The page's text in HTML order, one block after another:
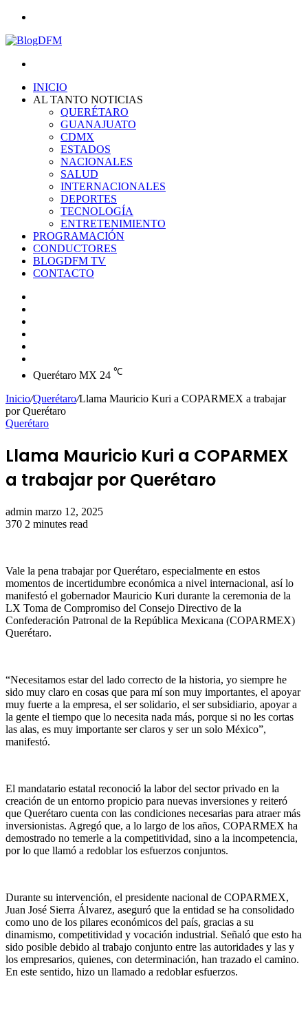
INICIO
AL TANTO NOTICIAS
QUERÉTARO
GUANAJUATO
CDMX
ESTADOS
NACIONALES
SALUD
INTERNACIONALES
DEPORTES
TECNOLOGÍA
ENTRETENIMIENTO
PROGRAMACIÓN
CONDUCTORES
BLOGDFM TV
CONTACTO
Querétaro MX 24 ℃
Inicio/Querétaro/Llama Mauricio Kuri a COPARMEX a trabajar
por Querétaro
Querétaro
Llama Mauricio Kuri a COPARMEX
a trabajar por Querétaro
admin Send
an
marzo 12, 2025
370 2 minutes read
Vale la pena trabajar por Querétaro, especialmente en estos
momentos de incertidumbre económica a nivel internacional, así lo
manifestó el gobernador Mauricio Kuri durante la ceremonia de la
LX Toma de Compromiso del Consejo Directivo de la
Confederación Patronal de la República Mexicana (COPARMEX)
Querétaro.
“Necesitamos estar del lado correcto de la historia, yo siempre he
sido muy claro en cosas que para mí son muy importantes, el apoyar
muy fuerte a la empresa, el ser solidario, el ser subsidiario, apoyar a
la gente el tiempo que lo necesita nada más, porque si no les cortas
las alas, es muy importante ser claros y ser un solo México”,
manifestó.
El mandatario estatal reconoció la labor del sector privado en la
creación de un entorno propicio para nuevas inversiones y reiteró
que Querétaro cuenta con las condiciones necesarias para atraer más
inversionistas. Agregó que, a lo largo de los años, COPARMEX ha
demostrado no temerle a la competitividad, sino a la incompetencia,
por lo que llamó a redoblar los esfuerzos conjuntos.
Durante su intervención, el presidente nacional de COPARMEX,
Juan José Sierra Álvarez, aseguró que la entidad se ha consolidado
como uno de los pilares económicos del país, gracias a su
dinamismo, competitividad y vocación industrial. Señaló que esto ha
sido posible debido al trabajo conjunto entre las autoridades y las y
los empresarios, quienes, con determinación, han trazado el camino.
En este sentido, hizo un llamado a redoblar esfuerzos.